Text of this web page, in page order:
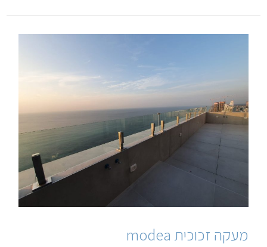
מעקה זכוכית modea